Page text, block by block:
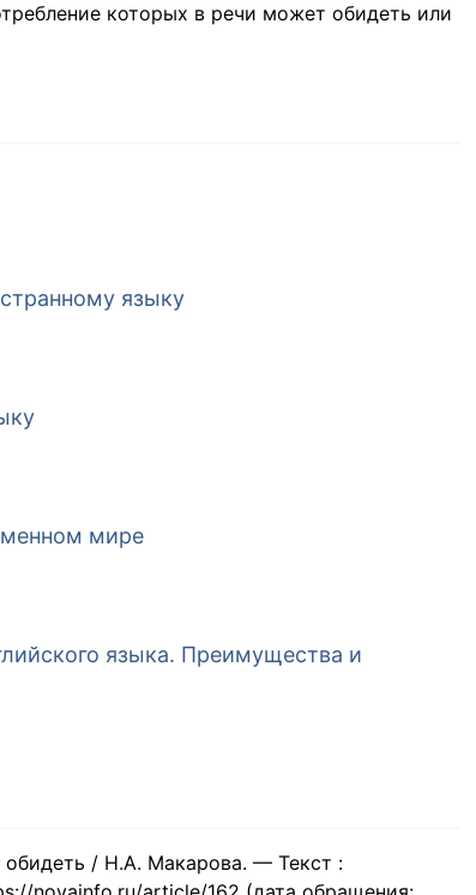
которых в речи может обидеть или
языку
мире
языка. Преимущества и
обидеть / Н.А. Макарова. — Текст :